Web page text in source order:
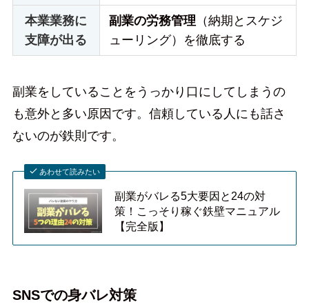
本業業務に
支障が出る
副業の労務管理 （納期とスケジ
ューリング）を徹底する
副業をしていることをうっかり口にしてしまうの
も意外と多い原因です。信頼している人にも話さ
ないのが鉄則です。
あわせて読みたい
副業がバレる5大要因と24の対
策！こっそり稼ぐ鉄壁マニュアル
【完全版】
SNSでの身バレ対策